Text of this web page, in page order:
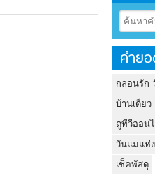
คำย
กลอนรัก
บ้านเดี่ยว
ดูทีวีออน
วันแม่แห่
เช็คพัสดุ